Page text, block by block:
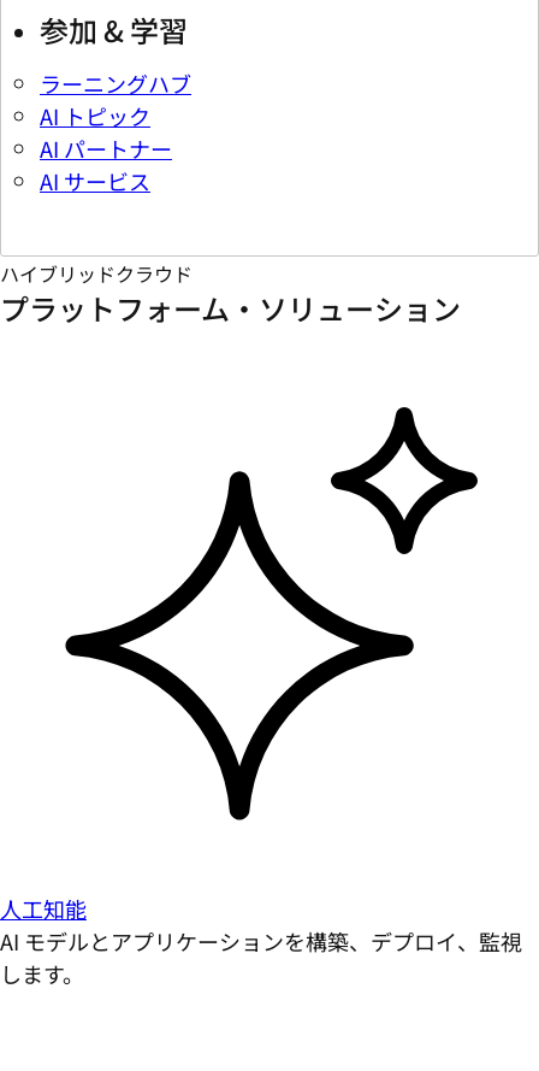
参加 & 学習
ラーニングハブ
AI トピック
AI パートナー
AI サービス
ハイブリッドクラウド
プラットフォーム・ソリューション
人工知能
AI モデルとアプリケーションを構築、デプロイ、監視
します。